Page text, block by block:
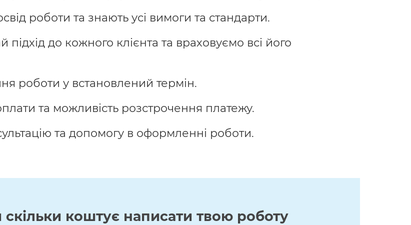
роботи та знають усі вимоги та стандарти.
до кожного клієнта та враховуємо всі його
роботи у встановлений термін.
та можливість розстрочення платежу.
та допомогу в оформленні роботи.
скільки коштує написати твою роботу